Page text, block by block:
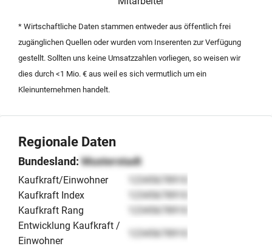
eingeführte Marke in Schleswig-Holstein im Rahmen
einer Nachfolge übernehmen möchten. Der Verkauf
beinhaltet sämtliche Shops, Designs und
* Wirtschaftliche Daten stammen entweder aus öffentlich frei
zugänglichen Quellen oder wurden vom Inserenten zur Verfügung
gestellt. Sollten uns keine Umsatzzahlen vorliegen, so weisen wir
dies durch <1 Mio. € aus weil es sich vermutlich um ein
Kleinunternehmen handelt.
Regionale Daten
Bundesland: Musterstadt
Kaufkraft/Einwohner
12345678910
Kaufkraft Index
12345678910
Kaufkraft Rang
12345678910
Entwicklung Kaufkraft /
Einwohner
12345678910